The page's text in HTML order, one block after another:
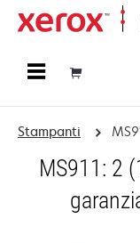
Stampanti
MS911: 2